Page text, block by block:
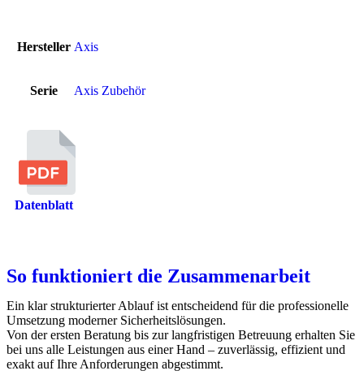
Hersteller Axis
Serie Axis Zubehör
Datenblatt
So funktioniert die Zusammenarbeit
Ein klar strukturierter Ablauf ist entscheidend für die professionelle
Umsetzung moderner Sicherheitslösungen.
Von der ersten Beratung bis zur langfristigen Betreuung erhalten Sie
bei uns alle Leistungen aus einer Hand – zuverlässig, effizient und
exakt auf Ihre Anforderungen abgestimmt.